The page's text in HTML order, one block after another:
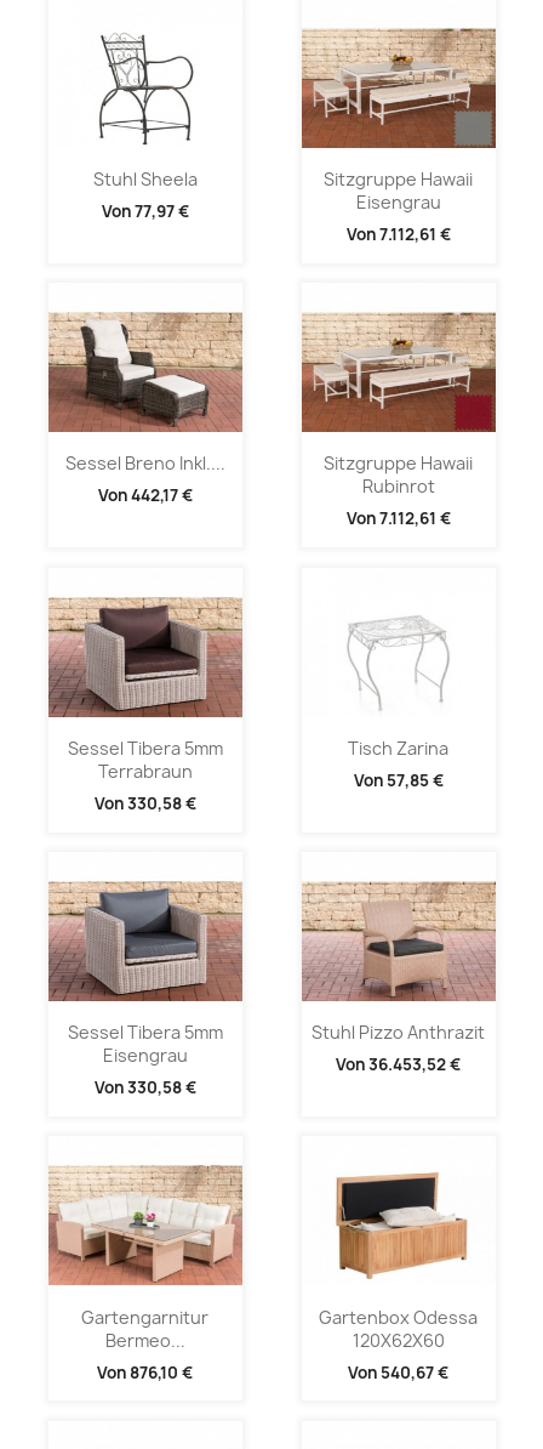
Stuhl Sheela
Von77,97 €
Sitzgruppe Hawaii
Eisengrau
Von7.112,61 €
Sessel Breno Inkl....
Von442,17 €
Sitzgruppe Hawaii
Rubinrot
Von7.112,61 €
Sessel Tibera 5mm
Terrabraun
Von330,58 €
Tisch Zarina
Von 57,85 €
Sessel Tibera 5mm
Eisengrau
Von330,58 €
Stuhl Pizzo Anthrazit
Von36.453,52 €
Gartengarnitur
Bermeo...
Von 876,10 €
Gartenbox Odessa
120X62X60
Von 540,67 €